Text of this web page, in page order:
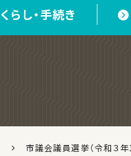
くらし・手続き
市議会議員選挙（令和３